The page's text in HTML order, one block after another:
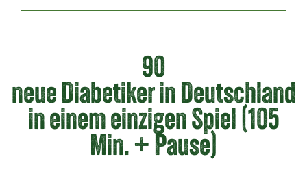
90
neue Diabetiker in Deutschland
in einem einzigen Spiel (105
Min. + Pause)